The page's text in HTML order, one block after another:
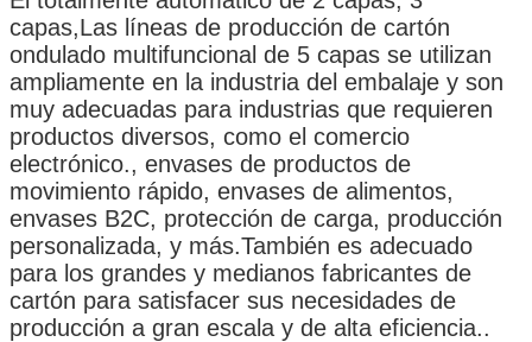
PRESENTACIóN
capas,Las líneas de producción de cartón
ondulado multifuncional de 5 capas se utilizan
ampliamente en la industria del embalaje y son
muy adecuadas para industrias que requieren
productos diversos, como el comercio
electrónico., envases de productos de
movimiento rápido, envases de alimentos,
envases B2C, protección de carga, producción
personalizada, y más.También es adecuado
para los grandes y medianos fabricantes de
cartón para satisfacer sus necesidades de
producción a gran escala y de alta eficiencia..